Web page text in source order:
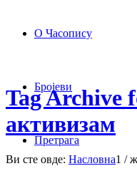
О Часопису
Бројеви
Претрага
Tag Archive
активизам
Ви сте овде: Насловна1 /